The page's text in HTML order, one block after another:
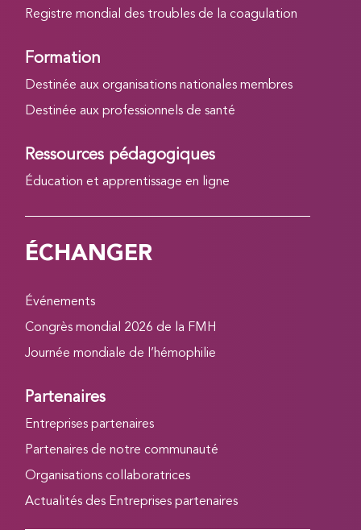
Registre mondial des troubles de la coagulation
Formation
Destinée aux organisations nationales membres
Destinée aux professionnels de santé
Ressources pédagogiques
Éducation et apprentissage en ligne
ÉCHANGER
Événements
Congrès mondial 2026 de la FMH
Journée mondiale de l’hémophilie
Partenaires
Entreprises partenaires
Partenaires de notre communauté
Organisations collaboratrices
Actualités des Entreprises partenaires